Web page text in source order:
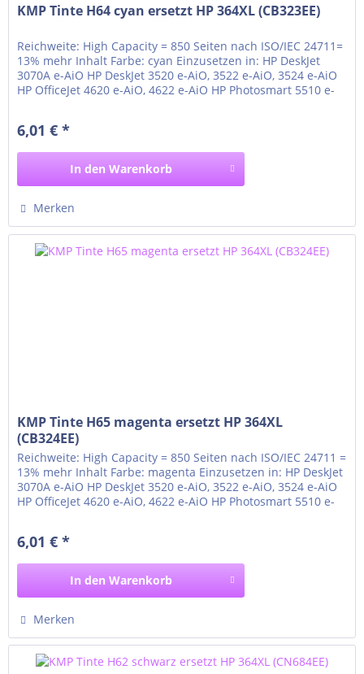
KMP Tinte H64 cyan ersetzt HP 364XL (CB323EE)
Reichweite: High Capacity = 850 Seiten nach ISO/IEC 24711=
13% mehr Inhalt Farbe: cyan Einzusetzen in: HP DeskJet
3070A e-AiO HP DeskJet 3520 e-AiO, 3522 e-AiO, 3524 e-AiO
HP OfficeJet 4620 e-AiO, 4622 e-AiO HP Photosmart 5510 e-
6520 e-AiO, 6525 e-AiO HP...
6,01 € *
In den Warenkorb
Merken
KMP Tinte H65 magenta ersetzt HP 364XL
(CB324EE)
Reichweite: High Capacity = 850 Seiten nach ISO/IEC 24711 =
13% mehr Inhalt Farbe: magenta Einzusetzen in: HP DeskJet
3070A e-AiO HP DeskJet 3520 e-AiO, 3522 e-AiO, 3524 e-AiO
HP OfficeJet 4620 e-AiO, 4622 e-AiO HP Photosmart 5510 e-
6520 e-AiO, 6525 e-AiO HP...
6,01 € *
In den Warenkorb
Merken